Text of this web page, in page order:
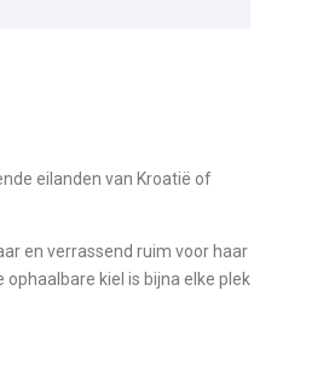
eilanden van Kroatië of
en verrassend ruim voor haar
kiel is bijna elke plek